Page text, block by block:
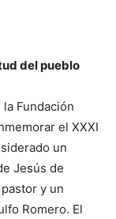
del pueblo
Fundación
el XXXI
un
Jesús de
y un
Romero. El